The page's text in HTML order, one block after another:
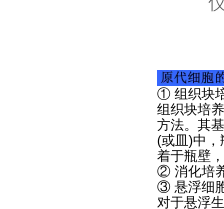
① 组织块
组织块培
方法。其
(或皿)中
着于瓶壁
② 消化培
③ 悬浮细
对于悬浮